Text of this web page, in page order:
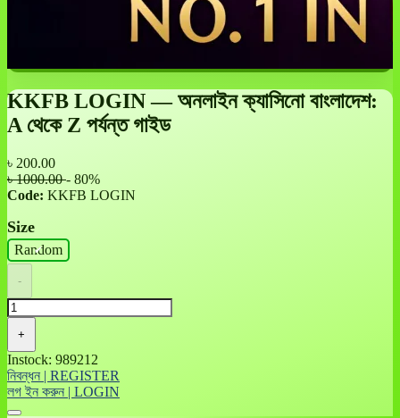
KKFB LOGIN — অনলাইন ক্যাসিনো বাংলাদেশ:
A থেকে Z পর্যন্ত গাইড
৳ 200.00
৳ 1000.00- 80%
Code: KKFB LOGIN
Size
Random
-
+
Instock: 989212
নিবন্ধন | REGISTER
লগ ইন করুন | LOGIN